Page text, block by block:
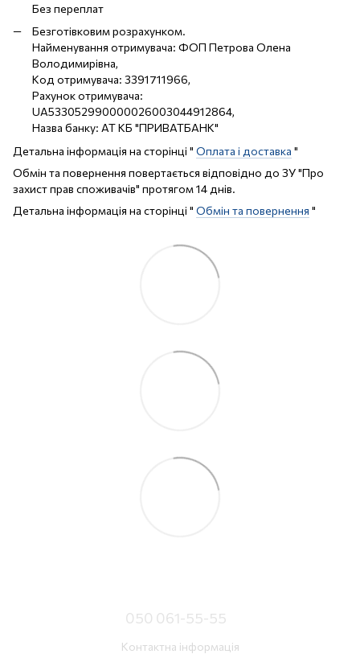
Без переплат
Безготівковим розрахунком.
Найменування отримувача: ФОП Петрова Олена
Володимирівна,
Код отримувача: 3391711966,
Рахунок отримувача:
UA533052990000026003044912864,
Назва банку: АТ КБ "ПРИВАТБАНК"
Детальна інформація на сторінці " Оплата і доставка "
Обмін та повернення повертається відповідно до ЗУ "Про
захист прав споживачів" протягом 14 днів.
Детальна інформація на сторінці " Обмін та повернення "
050 061-55-55
Контактна інформація